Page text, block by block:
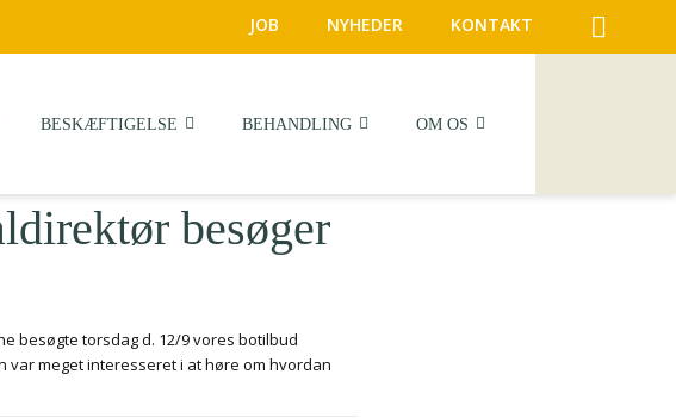
JOB NYHEDER KONTAKT
BESKÆFTIGELSE BEHANDLING OM OS
besøger
besøgte torsdag d. 12/9 vores botilbud
var meget interesseret i at høre om hvordan